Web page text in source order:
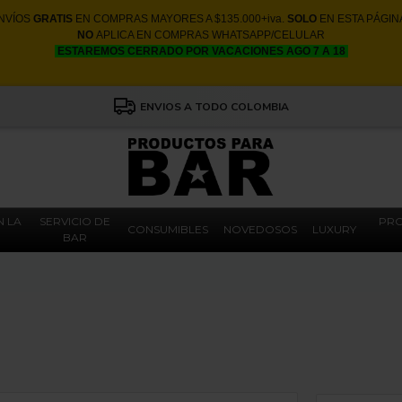
GRATIS EN COMPRAS MAYORES A $135.000+iva. SOLO EN ESTA
NO APLICA EN COMPRAS WHATSAPP/CELULAR
ESTAREMOS CERRADO POR VACACIONES AGO 7 A 18
ENVIOS A TODO COLOMBIA
LA
SERVICIO DE
BAR
CONSUMIBLES NOVEDOSOS LUXURY